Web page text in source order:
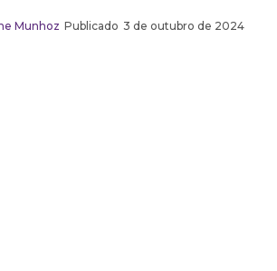
Munhoz Publicado 3 de outubro de 2024